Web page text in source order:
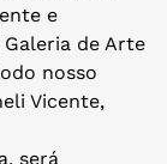
e
de Arte
nosso
Vicente,
será